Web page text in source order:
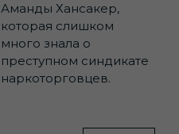
Аманды Хансакер,
которая слишком
много знала о
преступном синдикате
наркоторговцев.